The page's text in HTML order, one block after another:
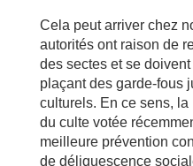
Cela peut arriver chez
autorités ont raison de
des sectes et se
plaçant des garde-fous
culturels. En ce sens,
du culte votée
meilleure prévention
de déliquescence